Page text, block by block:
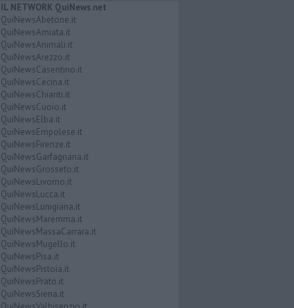
IL NETWORK QuiNews.net
QuiNewsAbetone.it
QuiNewsAmiata.it
QuiNewsAnimali.it
QuiNewsArezzo.it
QuiNewsCasentino.it
QuiNewsCecina.it
QuiNewsChianti.it
QuiNewsCuoio.it
QuiNewsElba.it
QuiNewsEmpolese.it
QuiNewsFirenze.it
QuiNewsGarfagnana.it
QuiNewsGrosseto.it
QuiNewsLivorno.it
QuiNewsLucca.it
QuiNewsLunigiana.it
QuiNewsMaremma.it
QuiNewsMassaCarrara.it
QuiNewsMugello.it
QuiNewsPisa.it
QuiNewsPistoia.it
QuiNewsPrato.it
QuiNewsSiena.it